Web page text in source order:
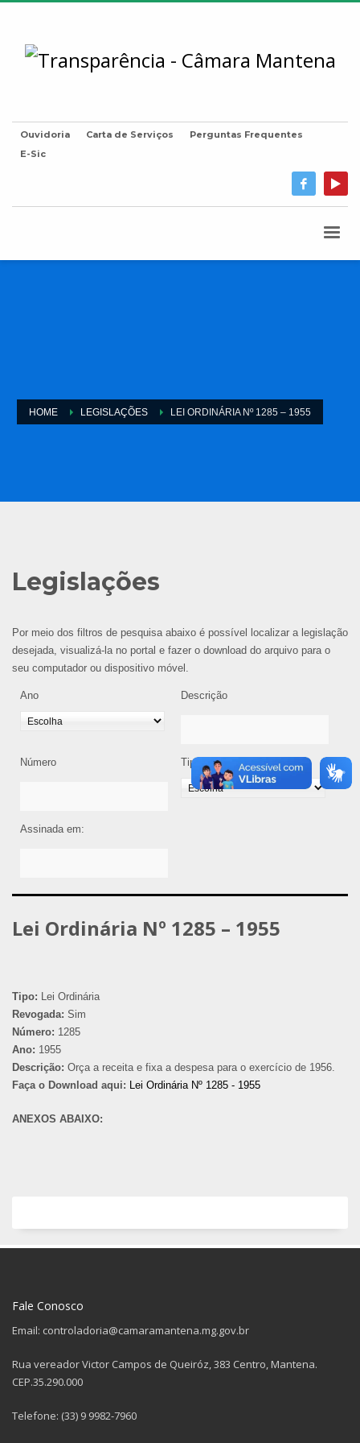
Ouvidoria Carta de Serviços
Perguntas Frequentes
E-Sic
HOME LEGISLAÇÕES LEI ORDINÁRIA Nº 1285 – 1955
Legislações
Por meio dos filtros de pesquisa abaixo é possível localizar a legislação
desejada, visualizá-la no portal e fazer o download do arquivo para o
seu computador ou dispositivo móvel.
Ano Descrição
Número Tipo de Legislação
Assinada em:
Lei Ordinária Nº 1285 – 1955
Tipo: Lei Ordinária
Revogada: Sim
Número: 1285
Ano: 1955
Descrição: Orça a receita e fixa a despesa para o exercício de 1956.
Faça o Download aqui: Lei Ordinária Nº 1285 - 1955
ANEXOS ABAIXO:
Fale Conosco
Email: controladoria@camaramantena.mg.gov.br
Rua vereador Victor Campos de Queiróz, 383 Centro, Mantena.
CEP.35.290.000
Telefone: (33) 9 9982-7960